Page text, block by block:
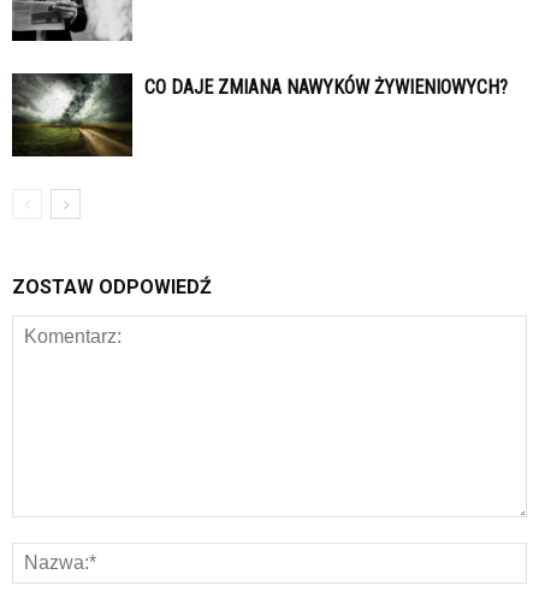
CO DAJE ZMIANA NAWYKÓW ŻYWIENIOWYCH?
ZOSTAW ODPOWIEDŹ